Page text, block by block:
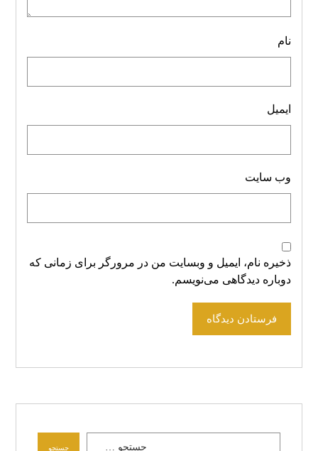
نام
ایمیل
وب‌ سایت
ذخیره نام، ایمیل و وبسایت من در مرورگر برای زمانی که
دوباره دیدگاهی می‌نویسم.
فرستادن دیدگاه
جستجو